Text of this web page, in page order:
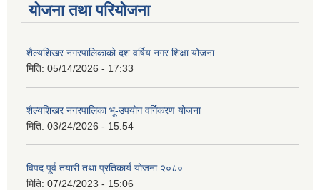
योजना तथा परियोजना
शैल्यशिखर नगरपालिकाको दश वर्षिय नगर शिक्षा योजना
मिति: 05/14/2026 - 17:33
शैल्यशिखर नगरपालिका भू-उपयोग वर्गिकरण योजना
मिति: 03/24/2026 - 15:54
विपद पूर्व तयारी तथा प्रतिकार्य योजना २०८०
मिति: 07/24/2023 - 15:06